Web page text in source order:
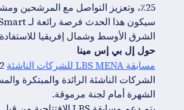
25٪، وتعزيز التواصل مع المرشحين ومشاركتهم بنسبة 60٪.
الشرق الأوسط وشمال إفريقيا
حول إل بي إس مينا
مسابقة LBS MENA للشركات الناشئة
الشركات الناشئة الرائدة والمبتكرة
الشهرة أمام لجنة مرموقة.